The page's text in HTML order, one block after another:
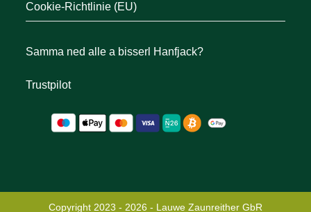
Cookie-Richtlinie (EU)
Samma ned alle a bisserl Hanfjack?
Trustpilot
Copyright 2023 - 2026 - Lauwe Zaunreither GbR